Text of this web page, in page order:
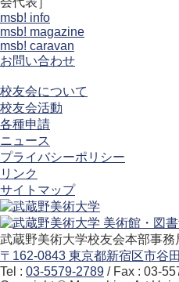
msb! info
msb! magazine
msb! caravan
お問い合わせ
校友会について
校友会活動
各種申請
ニュース
プライバシーポリシー
リンク
サイトマップ
武蔵野美術大学校友会本部
〒162-0843 東京都新宿区市
Tel : 03-5579-2789 / Fax : 03-